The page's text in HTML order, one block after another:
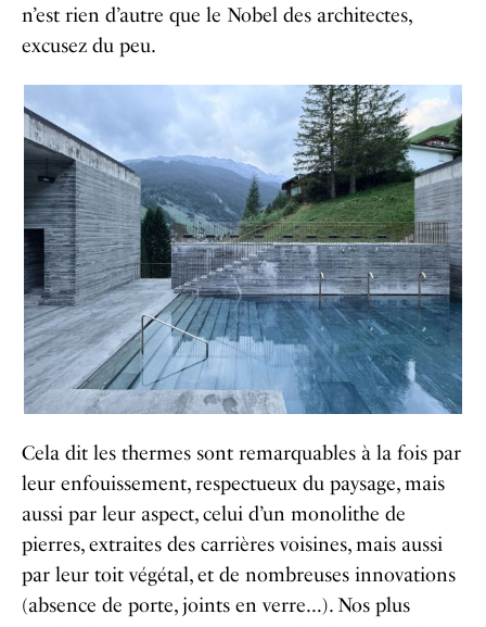
n’est rien d’autre que le Nobel des architectes,
excusez du peu.
Cela dit les thermes sont remarquables à la fois par
leur enfouissement, respectueux du paysage, mais
aussi par leur aspect, celui d’un monolithe de
pierres, extraites des carrières voisines, mais aussi
par leur toit végétal, et de nombreuses innovations
(absence de porte, joints en verre…). Nos plus